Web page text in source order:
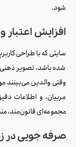
شود.
افزایش
سایتی که با طراحی
شده باشد، تصویر
وقتی والدین
مربیان، و اطلاعات
مجموعه‌ای قانون‌مند،
صرفه‌ جویی در